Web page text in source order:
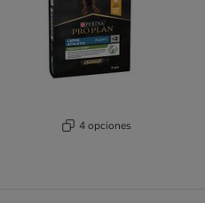
4 opciones